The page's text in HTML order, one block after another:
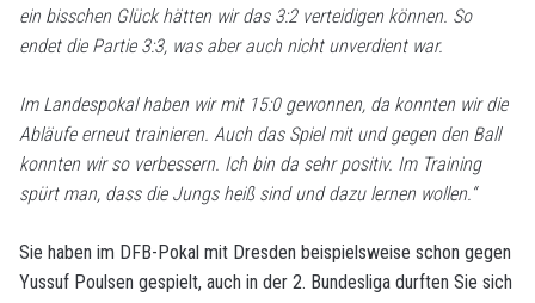
ein bisschen Glück hätten wir das 3:2 verteidigen können. So
endet die Partie 3:3, was aber auch nicht unverdient war.
Im Landespokal haben wir mit 15:0 gewonnen, da konnten wir die
Abläufe erneut trainieren. Auch das Spiel mit und gegen den Ball
konnten wir so verbessern. Ich bin da sehr positiv. Im Training
spürt man, dass die Jungs heiß sind und dazu lernen wollen.“
Sie haben im DFB-Pokal mit Dresden beispielsweise schon gegen
Yussuf Poulsen gespielt, auch in der 2. Bundesliga durften Sie sich